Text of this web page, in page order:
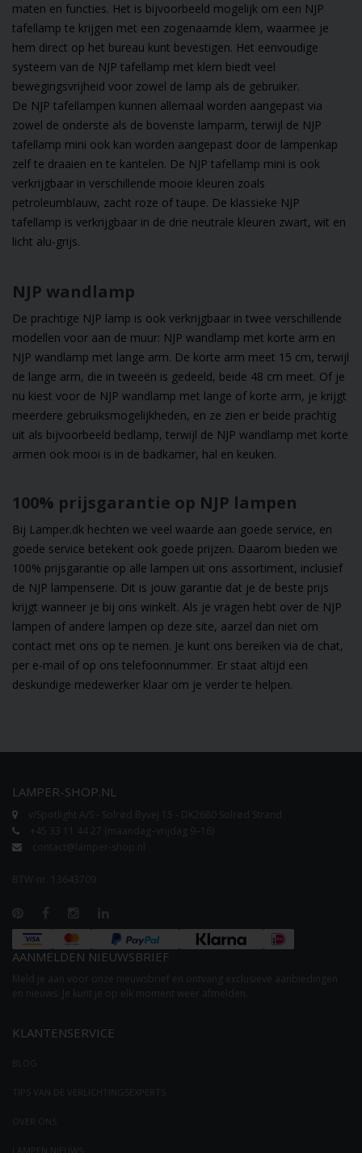
maten en functies. Het is bijvoorbeeld mogelijk om een NJP
tafellamp te krijgen met een zogenaamde klem, waarmee je
hem direct op het bureau kunt bevestigen. Het eenvoudige
systeem van de NJP tafellamp met klem biedt veel
bewegingsvrijheid voor zowel de lamp als de gebruiker.
De NJP tafellampen kunnen allemaal worden aangepast via
zowel de onderste als de bovenste lamparm, terwijl de NJP
tafellamp mini ook kan worden aangepast door de lampenkap
zelf te draaien en te kantelen. De NJP tafellamp mini is ook
verkrijgbaar in verschillende mooie kleuren zoals
petroleumblauw, zacht roze of taupe. De klassieke NJP
tafellamp is verkrijgbaar in de drie neutrale kleuren zwart, wit en
licht alu-grijs.
NJP wandlamp
De prachtige NJP lamp is ook verkrijgbaar in twee verschillende
modellen voor aan de muur: NJP wandlamp met korte arm en
NJP wandlamp met lange arm. De korte arm meet 15 cm, terwijl
de lange arm, die in tweeën is gedeeld, beide 48 cm meet. Of je
nu kiest voor de NJP wandlamp met lange of korte arm, je krijgt
meerdere gebruiksmogelijkheden, en ze zien er beide prachtig
uit als bijvoorbeeld bedlamp, terwijl de NJP wandlamp met korte
armen ook mooi is in de badkamer, hal en keuken.
100% prijsgarantie op NJP lampen
Bij Lamper.dk hechten we veel waarde aan goede service, en
goede service betekent ook goede prijzen. Daarom bieden we
100% prijsgarantie op alle lampen uit ons assortiment, inclusief
de NJP lampenserie. Dit is jouw garantie dat je de beste prijs
krijgt wanneer je bij ons winkelt. Als je vragen hebt over de NJP
lampen of andere lampen op deze site, aarzel dan niet om
contact met ons op te nemen. Je kunt ons bereiken via de chat,
per e-mail of op ons telefoonnummer. Er staat altijd een
deskundige medewerker klaar om je verder te helpen.
LAMPER-SHOP.NL
AANMELDEN NIEUWSBRIEF
KLANTENSERVICE